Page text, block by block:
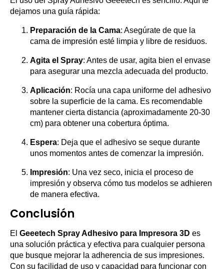
dejamos una guía rápida:
Preparación de la Cama: Asegúrate de que la
cama de impresión esté limpia y libre de residuos.
Agita el Spray: Antes de usar, agita bien el envase
para asegurar una mezcla adecuada del producto.
Aplicación: Rocía una capa uniforme del adhesivo
sobre la superficie de la cama. Es recomendable
mantener cierta distancia (aproximadamente 20-30
cm) para obtener una cobertura óptima.
Espera: Deja que el adhesivo se seque durante
unos momentos antes de comenzar la impresión.
Impresión: Una vez seco, inicia el proceso de
impresión y observa cómo tus modelos se adhieren
de manera efectiva.
Conclusión
El Geeetech Spray Adhesivo para Impresora 3D es
una solución práctica y efectiva para cualquier persona
que busque mejorar la adherencia de sus impresiones.
Con su facilidad de uso y capacidad para funcionar con